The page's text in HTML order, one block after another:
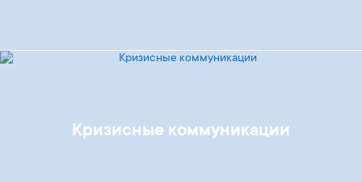
Кризисные коммуникации